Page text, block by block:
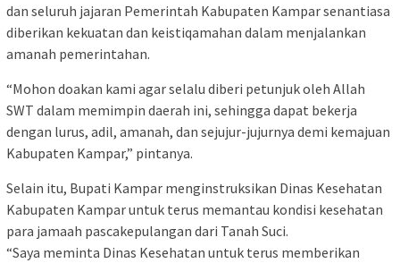
dan seluruh jajaran Pemerintah Kabupaten Kampar senantiasa
diberikan kekuatan dan keistiqamahan dalam menjalankan
amanah pemerintahan.
“Mohon doakan kami agar selalu diberi petunjuk oleh Allah
SWT dalam memimpin daerah ini, sehingga dapat bekerja
dengan lurus, adil, amanah, dan sejujur-jujurnya demi kemajuan
Kabupaten Kampar,” pintanya.
Selain itu, Bupati Kampar menginstruksikan Dinas Kesehatan
Kabupaten Kampar untuk terus memantau kondisi kesehatan
para jamaah pascakepulangan dari Tanah Suci.
“Saya meminta Dinas Kesehatan untuk terus memberikan